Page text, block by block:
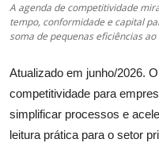
Investimentos
Seguro de Vida
Motores do Brasil
A agenda de competitividade
tempo, conformidade e capital
soma de pequenas eficiências
Atualizado em junho/2026.
competitividade para
simplificar processos e
leitura prática para o setor